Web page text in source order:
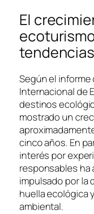
El
Según el informe
Internacional de
destinos
mostrado un
cinco años. En
interés por
responsables ha
impulsado por la
huella ecológica
ambiental.